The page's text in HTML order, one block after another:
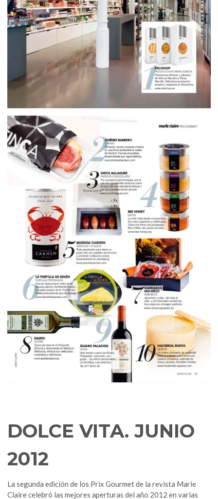
DOLCE VITA. JUNIO
2012
La segunda edición de los Prix Gourmet de la revista Marie
Claire celebró las mejores aperturas del año 2012 en varias